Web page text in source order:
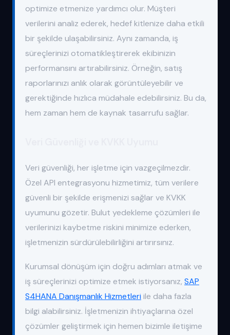
optimize etmenize yardımcı olur. Müşteri
verilerini analiz ederek, hedef kitlenize daha etkili
bir şekilde ulaşabilirsiniz. Aynı zamanda, iş
süreçlerinizi otomatikleştirerek ekibinizin
performansını artırabilirsiniz. Örneğin, satış
raporlarınızı anlık olarak görüntüleyebilir ve
gerektiğinde hızlıca müdahale edebilirsiniz. Bu da,
hem zaman hem de kaynak tasarrufu sağlar.
Veri güvenliği, her işletme için vazgeçilmezdir.
Özel API entegrasyonu hizmetimiz, tüm verilere
güvenli bir şekilde erişmenizi sağlar ve KVKK
uyumunu gözetir. Bulut yedekleme çözümleri ile
verilerinizi kaybetme riskini minimize ederken,
işletmenizin sürdürülebilirliğini artırırsınız.
Kurumsal dönüşüm için doğru adımları atmak ve
iş süreçlerinizi optimize etmek istiyorsanız, SAP
S4HANA Danışmanlık Hizmetleri ile daha fazla
bilgi alabilirsiniz. İşletmenizin ihtiyaçlarına özel
çözümler geliştirmek için hemen bizimle iletişime